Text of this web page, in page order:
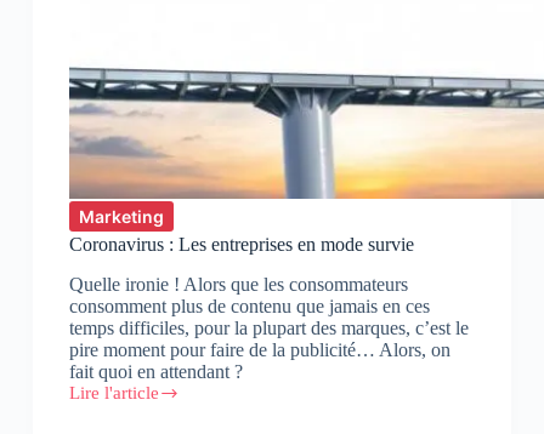
Marketing
Coronavirus : Les entreprises en mode survie
Quelle ironie ! Alors que les consommateurs
consomment plus de contenu que jamais en ces
temps difficiles, pour la plupart des marques, c’est le
pire moment pour faire de la publicité… Alors, on
fait quoi en attendant ?
Lire l'article
Coronavirus